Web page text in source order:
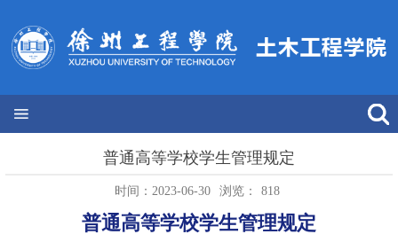
普通高等学校学生管理规定
时间：2023-06-30 浏览： 818
普通高等学校学生管理规定